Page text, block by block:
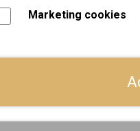
Hurtig levering
Se aktuel
dig
Marketing cookies